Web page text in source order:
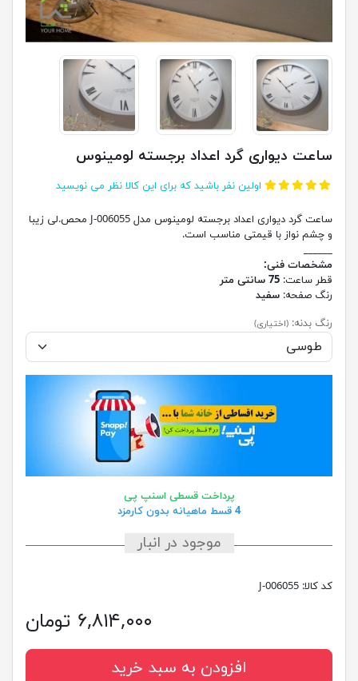
ساعت دیواری گرد اعداد برجسته لومینوس
اولین نفر باشید که برای این کالا نظر می نویسید
ساعت گرد دیواری اعداد برجسته لومینوس مدل J-006055 محص.لی زیبا
و چشم نواز با قیمتی مناسب است.
______
مشخصات فنی:
قطر ساعت: 75 سانتی متر
رنگ صفحه: سفید
رنگ بدنه: (اختیاری)
پرداخت قسطی اسنپ پی
4 قسط ماهیانه بدون کارمزد
موجود در انبار
کد کالا: J-006055
۶,۸۱۴,۰۰۰ تومان
افزودن به سبد خرید